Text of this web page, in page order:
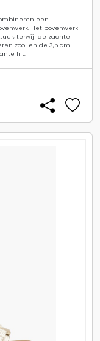
een
Het bovenwerk
terwijl de zachte
zool en de 3,5 cm
lift.